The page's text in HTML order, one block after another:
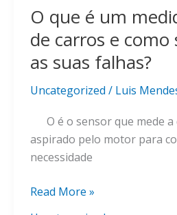
O que é um
de carros e como
as suas falhas?
Uncategorized / Luis
O é o sensor que mede a
aspirado pelo motor para
necessidade
O
Read More »